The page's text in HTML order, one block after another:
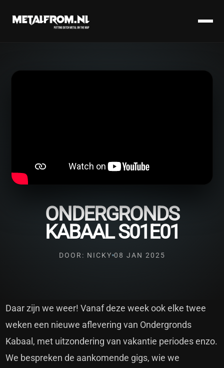
ONDERGRONDS
KABAAL S01E01
DOOR: NICKY 08 JAN 2025
Daar zijn we weer! Vanaf deze week ook elke twee
weken een nieuwe aflevering van Ondergronds
Kabaal, met uitzondering van vakantie periodes enzo.
We bespreken de aankomende gigs, wie we